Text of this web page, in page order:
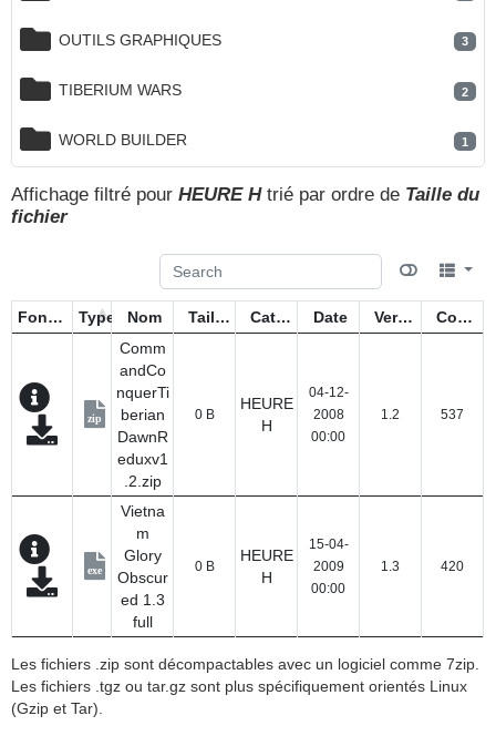
OUTILS GRAPHIQUES 3
TIBERIUM WARS 2
WORLD BUILDER 1
Affichage filtré pourHEURE Htrié par ordre de Taille du
fichier
Fonctions Type Nom Taille Catégorie Date Version Compteur
zip
Comm
andCo
nquerTi
berian
DawnR
eduxv1
.2.zip
0 B
HEURE
H
04-12-
2008
00:00
1.2 537
exe
Vietna
m
Glory
Obscur
ed 1.3
full
0 B
HEURE
H
15-04-
2009
00:00
1.3 420
Les fichiers .zip sont décompactables avec un logiciel comme 7zip.
Les fichiers .tgz ou tar.gz sont plus spécifiquement orientés Linux
(Gzip et Tar).